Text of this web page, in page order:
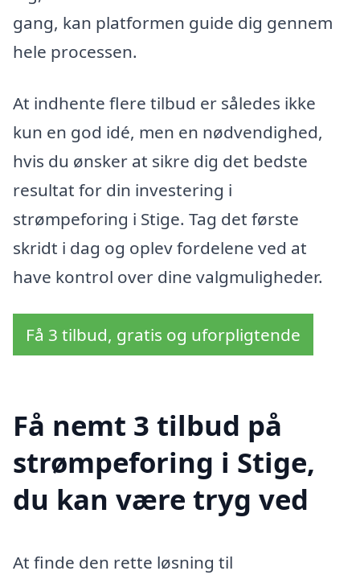
gang, kan platformen guide dig gennem
hele processen.
At indhente flere tilbud er således ikke
kun en god idé, men en nødvendighed,
hvis du ønsker at sikre dig det bedste
resultat for din investering i
strømpeforing i Stige. Tag det første
skridt i dag og oplev fordelene ved at
have kontrol over dine valgmuligheder.
Få 3 tilbud, gratis og uforpligtende
Få nemt 3 tilbud på
strømpeforing i Stige,
du kan være tryg ved
At finde den rette løsning til